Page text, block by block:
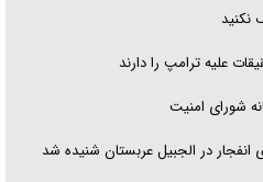
نکنید
علیه ترامپ را دارند
شورای امنیت
در الجبیل عربستان شنیده شد